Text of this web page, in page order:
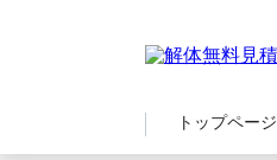
トップページ